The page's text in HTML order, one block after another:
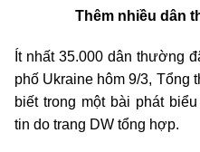
Thêm nhiều dân
Ít nhất 35.000 dân thường
phố Ukraine hôm 9/3, Tổng
biết trong một bài phát
tin do trang DW tổng hợp.